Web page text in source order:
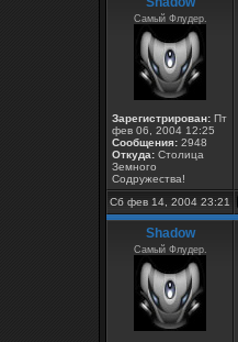
Самый Флудер.
Зарегистрирован: Пт
фев 06, 2004 12:25
Сообщения: 2948
Откуда: Столица
Земного
Содружества!
Сб фев 14, 2004 23:21
Shadow
Самый Флудер.